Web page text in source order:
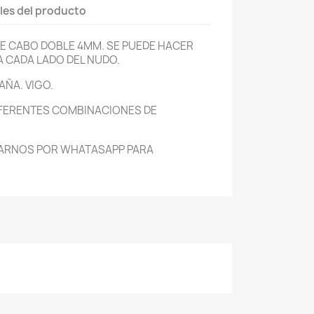
del producto
CABO DOBLE 4MM. SE PUEDE HACER
LADO DEL NUDO.
VIGO.
COMBINACIONES DE
POR WHATASAPP PARA